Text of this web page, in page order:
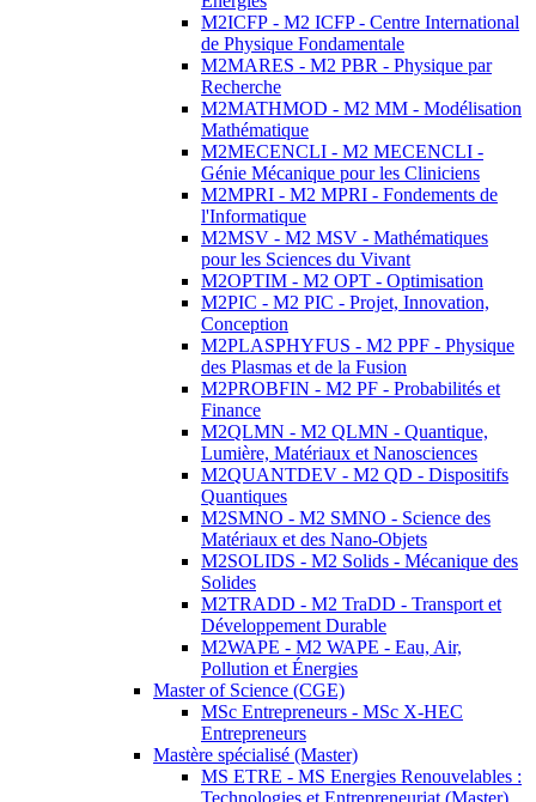
M2ICFP - M2 ICFP - Centre International
de Physique Fondamentale
M2MARES - M2 PBR - Physique par
Recherche
M2MATHMOD - M2 MM - Modélisation
Mathématique
M2MECENCLI - M2 MECENCLI -
Génie Mécanique pour les Cliniciens
M2MPRI - M2 MPRI - Fondements de
l'Informatique
M2MSV - M2 MSV - Mathématiques
pour les Sciences du Vivant
M2OPTIM - M2 OPT - Optimisation
M2PIC - M2 PIC - Projet, Innovation,
Conception
M2PLASPHYFUS - M2 PPF - Physique
des Plasmas et de la Fusion
M2PROBFIN - M2 PF - Probabilités et
Finance
M2QLMN - M2 QLMN - Quantique,
Lumière, Matériaux et Nanosciences
M2QUANTDEV - M2 QD - Dispositifs
Quantiques
M2SMNO - M2 SMNO - Science des
Matériaux et des Nano-Objets
M2SOLIDS - M2 Solids - Mécanique des
Solides
M2TRADD - M2 TraDD - Transport et
Développement Durable
M2WAPE - M2 WAPE - Eau, Air,
Pollution et Énergies
Master of Science (CGE)
MSc Entrepreneurs - MSc X-HEC
Entrepreneurs
Mastère spécialisé (Master)
MS ETRE - MS Energies Renouvelables :
Technologies et Entrepreneuriat (Master)